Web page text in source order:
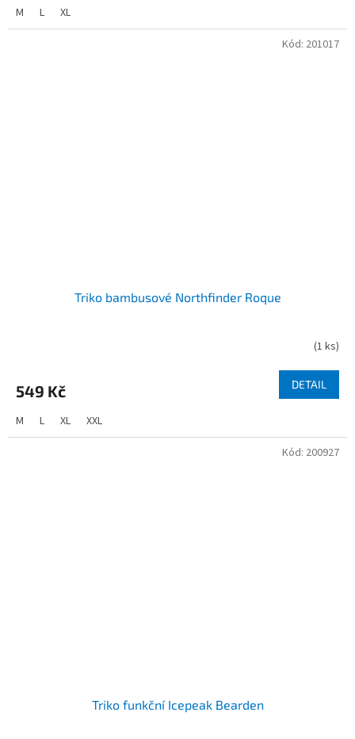
M L XL
Triko bambusové Northfinder Roque
(1 ks)
549 Kč DETAIL
M L XL XXL
Kód: 201017
Triko funkční Icepeak Bearden
Kód: 200927